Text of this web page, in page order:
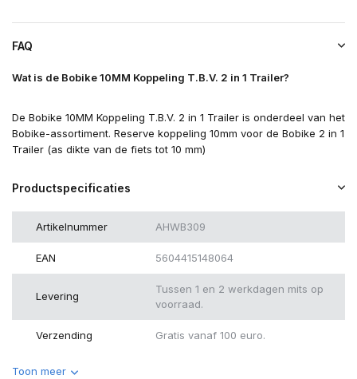
FAQ
Wat is de Bobike 10MM Koppeling T.B.V. 2 in 1 Trailer?
De Bobike 10MM Koppeling T.B.V. 2 in 1 Trailer is onderdeel van het
Bobike-assortiment. Reserve koppeling 10mm voor de Bobike 2 in 1
Trailer (as dikte van de fiets tot 10 mm)
Productspecificaties
Artikelnummer AHWB309
EAN 5604415148064
Levering
Tussen 1 en 2 werkdagen mits op
voorraad.
Verzending Gratis vanaf 100 euro.
Toon meer